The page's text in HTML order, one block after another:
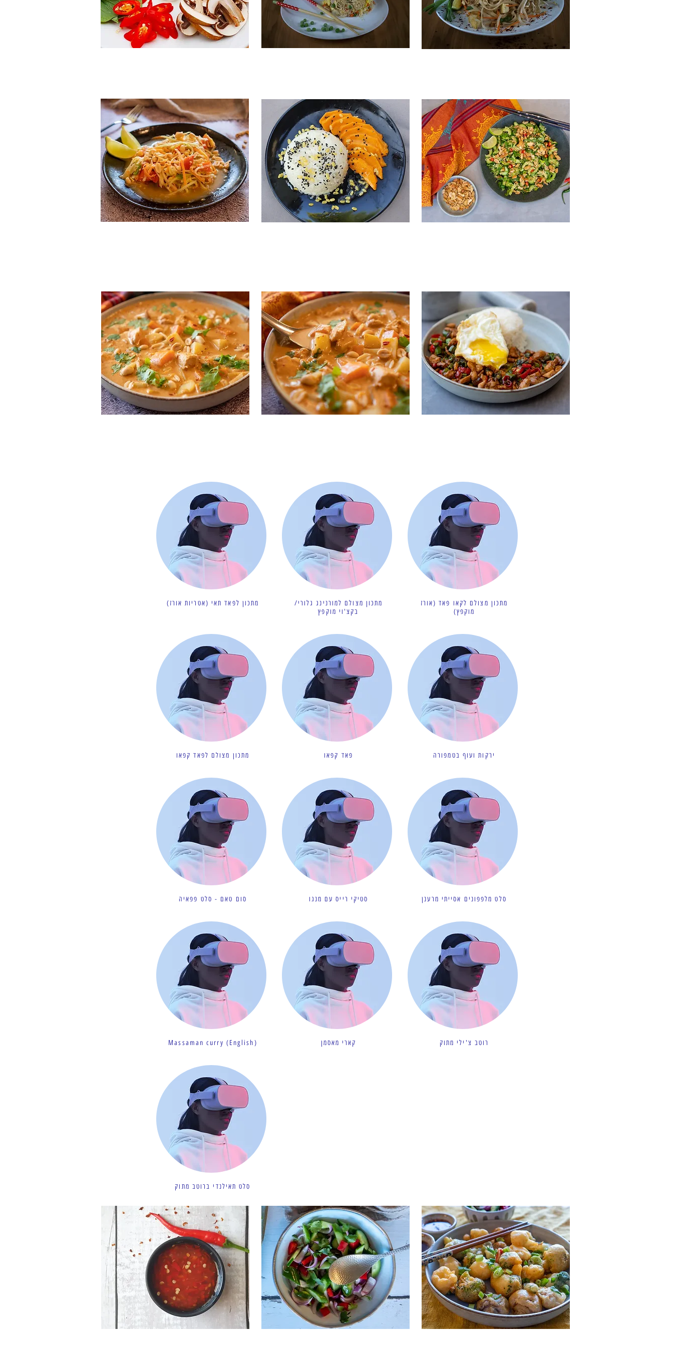
מתכון לפאד תאי (אטריות אורז)
מתכון מצולם לפאד קפאו
סום טאם - סלט פפאיה
Massaman curry (English)
סלט תאילנדי ברוטב מתוק
מתכון מצולם למורנינג גלורי/
בקצ'וי מוקפץ
פאד קפאו
סטיקי רייס עם מנגו
קארי מאסמן
מתכון מצולם לקאו פאד (אורז
מוקפץ)
ירקות ועוף בטמפורה
סלט מלפפונים אסייתי מרענן
רוטב צ'ילי מתוק